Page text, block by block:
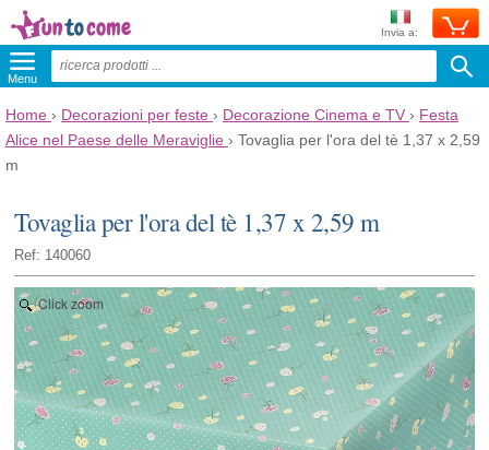
Invia a:
Menu
Home › Decorazioni per feste › Decorazione Cinema e TV › Festa
Alice nel Paese delle Meraviglie › Tovaglia per l'ora del tè 1,37 x 2,59
m
Tovaglia per l'ora del tè 1,37 x 2,59 m
Ref: 140060
Click zoom